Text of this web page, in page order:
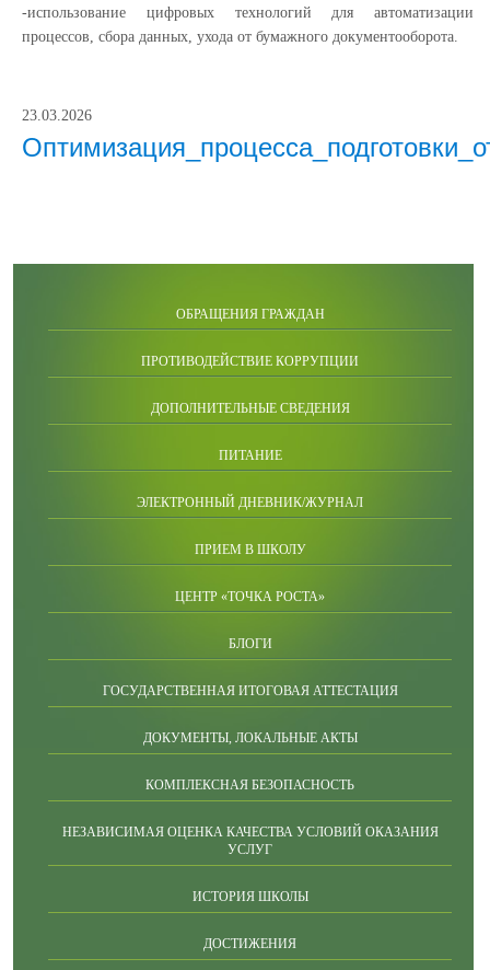
-использование цифровых технологий для автоматизации
процессов, сбора данных, ухода от бумажного документооборота.
23.03.2026
ОБРАЩЕНИЯ ГРАЖДАН
ПРОТИВОДЕЙСТВИЕ КОРРУПЦИИ
ДОПОЛНИТЕЛЬНЫЕ СВЕДЕНИЯ
ПИТАНИЕ
ЭЛЕКТРОННЫЙ ДНЕВНИК/ЖУРНАЛ
ПРИЕМ В ШКОЛУ
ЦЕНТР «ТОЧКА РОСТА»
БЛОГИ
ГОСУДАРСТВЕННАЯ ИТОГОВАЯ АТТЕСТАЦИЯ
ДОКУМЕНТЫ, ЛОКАЛЬНЫЕ АКТЫ
КОМПЛЕКСНАЯ БЕЗОПАСНОСТЬ
НЕЗАВИСИМАЯ ОЦЕНКА КАЧЕСТВА УСЛОВИЙ ОКАЗАНИЯ
УСЛУГ
ИСТОРИЯ ШКОЛЫ
ДОСТИЖЕНИЯ